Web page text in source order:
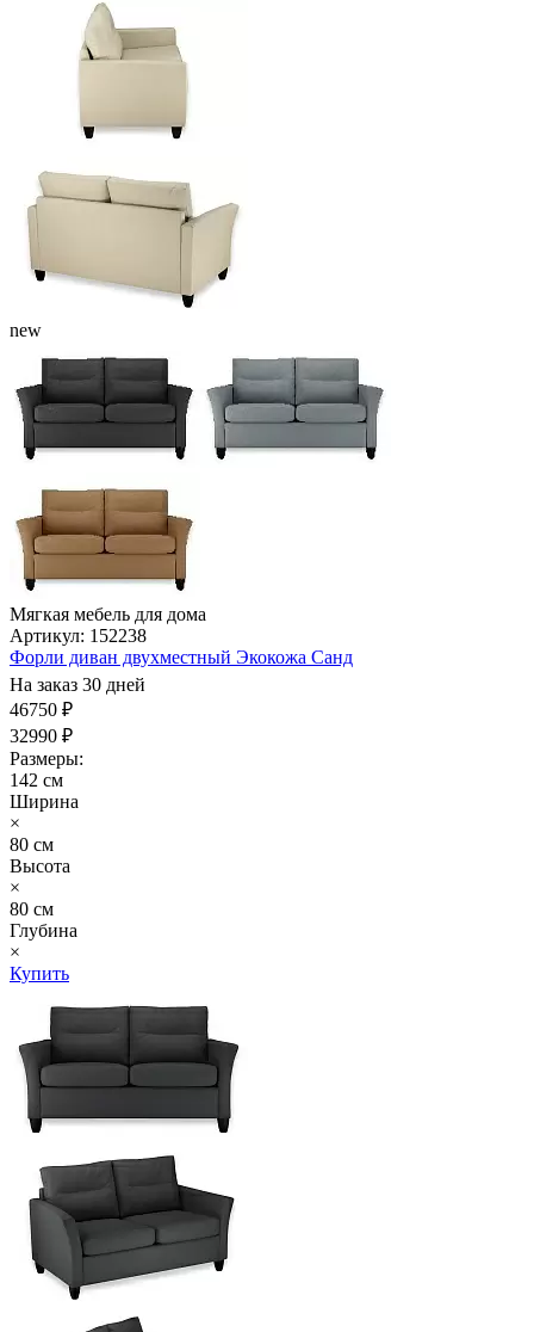
new
Мягкая мебель для дома
Артикул: 152238
Форли диван двухместный Экокожа Санд
На заказ 30 дней
46750 ₽
32990 ₽
Размеры:
142 см
Ширина
×
80 см
Высота
×
80 см
Глубина
×
Купить